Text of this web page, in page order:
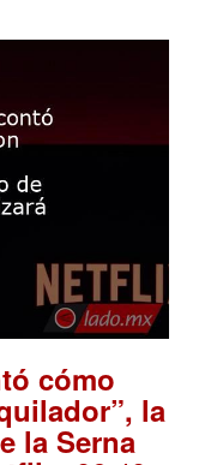
cómo
la
la Serna